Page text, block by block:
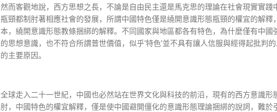
然而客觀地說，西方思想之長，不論是自由民主還是馬克思的理論在社會現實實
瓶頸都制肘著相應社會的發展，所謂中國特色僅是繞開意識形態瓶頸的權宜的解
本，繞開意識形態教條捆綁的解釋。不同國家與地區都各有特色，為什麼僅有中
的思想意識，也不符合所謂普世價值，似乎‘特色’並不具有讓人信服與經得起批判
的主要原因。
全球走入二十一世紀，中國也必然站在世界文化與科技的前沿，現有的西方意識
肘，中國特色的權宜解釋，僅是使中國避開僵化的意識形態理論捆綁的說詞，難